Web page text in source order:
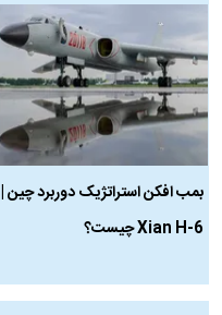
بمب افکن استراتژیک دوربرد چین |
Xian H-6 چیست؟